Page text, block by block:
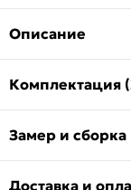
Описание
Комплектация
Замер и сборка
Доставка и